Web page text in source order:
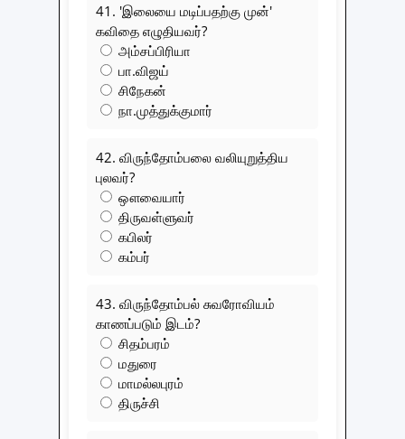
41. 'இலையை மடிப்பதற்கு முன்'
கவிதை எழுதியவர்?
அம்சப்பிரியா
பா.விஜய்
சிநேகன்
நா.முத்துக்குமார்
42. விருந்தோம்பலை வலியுறுத்திய
புலவர்?
ஔவையார்
திருவள்ளுவர்
கபிலர்
கம்பர்
43. விருந்தோம்பல் சுவரோவியம்
காணப்படும் இடம்?
சிதம்பரம்
மதுரை
மாமல்லபுரம்
திருச்சி